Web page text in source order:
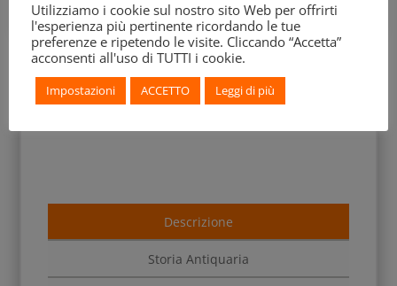
Descrizione
Storia Antiquaria
Utilizziamo i cookie sul nostro sito Web per offrirti
l'esperienza più pertinente ricordando le tue
preferenze e ripetendo le visite. Cliccando “Accetta”
acconsenti all'uso di TUTTI i cookie.
Impostazioni ACCETTO Leggi di più